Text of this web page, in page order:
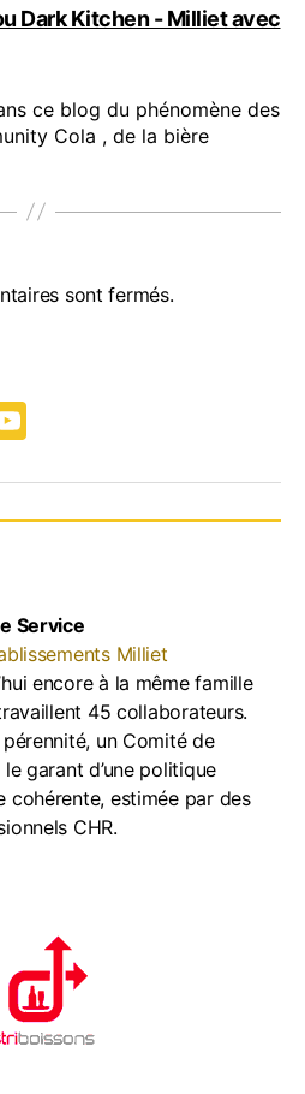
Dark Kitchen - Milliet avec
ce blog du phénomène des
Cola , de la bière
sont fermés.
u
T
b
e
Service
Milliet
encore à la même famille
45 collaborateurs.
un Comité de
garant d’une politique
cohérente, estimée par des
CHR.